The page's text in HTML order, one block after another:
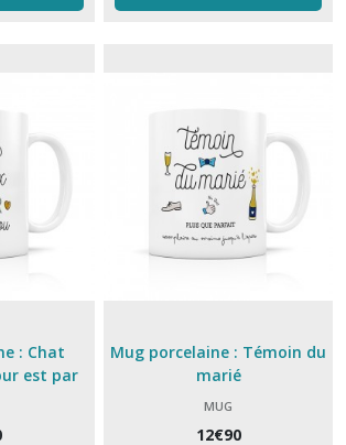
: Chat
est par
Mug porcelaine : Témoin du
marié
MUG
12€90